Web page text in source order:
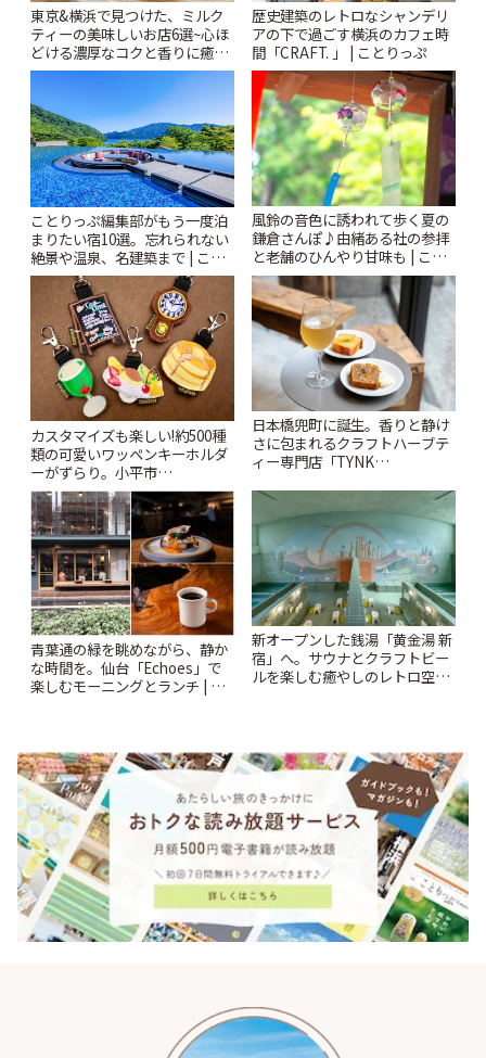
東京&横浜で見つけた、ミルク
ティーの美味しいお店6選~心ほ
どける濃厚なコクと香りに癒や
されるティータイム~ | ことりっ
歴史建築のレトロなシャンデリ
アの下で過ごす横浜のカフェ時
間「CRAFT. 」 | ことりっぷ
ことりっぷ編集部がもう一度泊
まりたい宿10選。忘れられない
絶景や温泉、名建築まで | こと
りっぷ
風鈴の音色に誘われて歩く夏の
鎌倉さんぽ♪由緒ある社の参拝
と老舗のひんやり甘味も | こと
りっぷ
カスタマイズも楽しい!約500種
類の可愛いワッペンキーホルダ
ーがずらり。小平市
「Kimamaya T&K」 | ことりっ
ぷ
日本橋兜町に誕生。香りと静け
さに包まれるクラフトハーブテ
ィー専門店「TYNK
青葉通の緑を眺めながら、静か
な時間を。仙台「Echoes」で
楽しむモーニングとランチ | こ
新オープンした銭湯「黄金湯 新
宿」へ。サウナとクラフトビー
ルを楽しむ癒やしのレトロ空間